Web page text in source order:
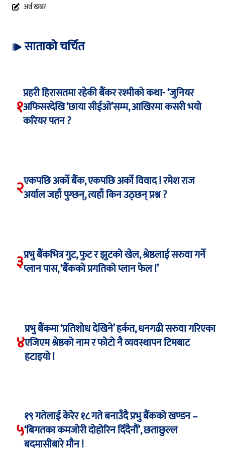
अर्थ खबर
साताको चर्चित
१
प्रहरी हिरासतमा रहेकी बैंकर रश्मीको कथा- ‘जुनियर
अफिसरदेखि ‘छाया सीईओ’सम्म, आखिरमा कसरी भयो
करियर पतन ?
२एकपछि अर्को बैंक, एकपछि अर्को विवाद ! रमेश राज
अर्याल जहाँ पुग्छन्, त्यहाँ किन उठ्छन् प्रश्न ?
३प्रभु बैंकभित्र गुट, फुट र झुटको खेल, श्रेष्ठलाई सरुवा गर्ने
प्लान पास, ‘बैंकको प्रगतिको प्लान फेल !’
४
प्रभु बैंकमा ‘प्रतिशोध देखिने’ हर्कत, धनगढी सरुवा गरिएका
एजिएम श्रेष्ठको नाम र फोटो नै व्यवस्थापन टिमबाट
हटाइयो !
५
१९ गतेलाई केरेर १८ गते बनाउँदै प्रभु बैंकको खण्डन –
‘बिगतका कमजोरी दोहोरिन दिँदैनौं’, छताछुल्ल
बदमासीबारे मौन !